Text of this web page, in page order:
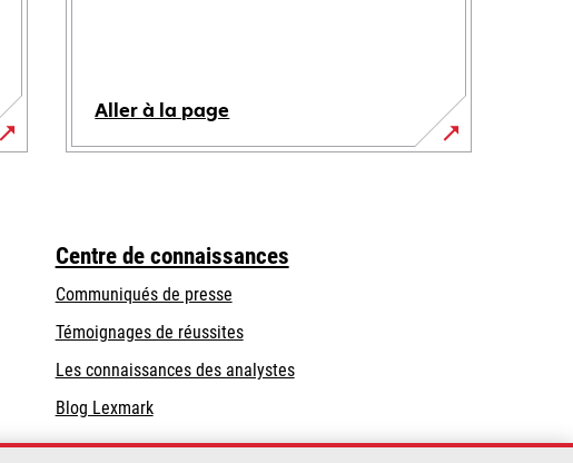
Aller à la page
Centre de connaissances
Communiqués de presse
Témoignages de réussites
Les connaissances des analystes
Blog Lexmark